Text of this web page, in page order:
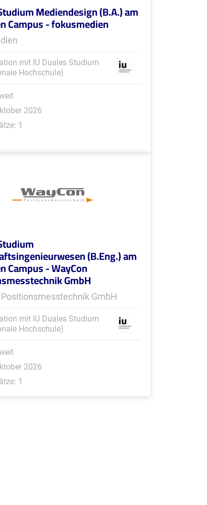
Mediendesign (B.A.) am
Campus - fokusmedien
mit IU Duales Studium
Hochschule)
2026
1
(B.Eng.) am
Campus - WayCon
GmbH
GmbH
mit IU Duales Studium
Hochschule)
2026
1